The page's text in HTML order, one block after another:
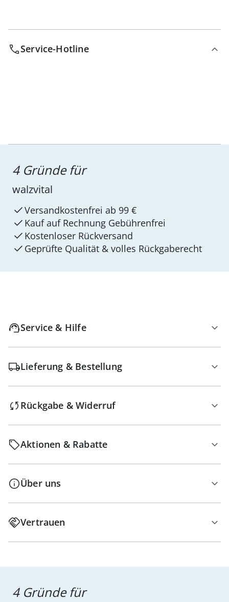
Service-Hotline
4 Gründe für
walzvital
Versandkostenfrei ab 99 €
Kauf auf Rechnung Gebührenfrei
Kostenloser Rückversand
Geprüfte Qualität & volles Rückgaberecht
Service & Hilfe
Lieferung & Bestellung
Rückgabe & Widerruf
Aktionen & Rabatte
Über uns
Vertrauen
4 Gründe für